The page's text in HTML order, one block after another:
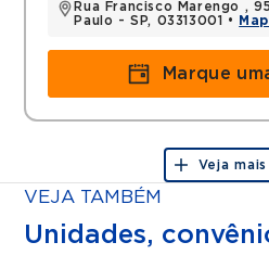
Rua Francisco Marengo ,
Paulo - SP, 03313001 •
Marque
Veja
VEJA TAMBÉM
Unidades,